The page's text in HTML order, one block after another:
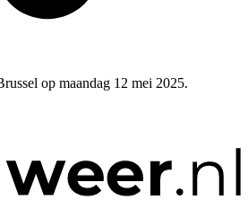
op maandag 12 mei 2025.